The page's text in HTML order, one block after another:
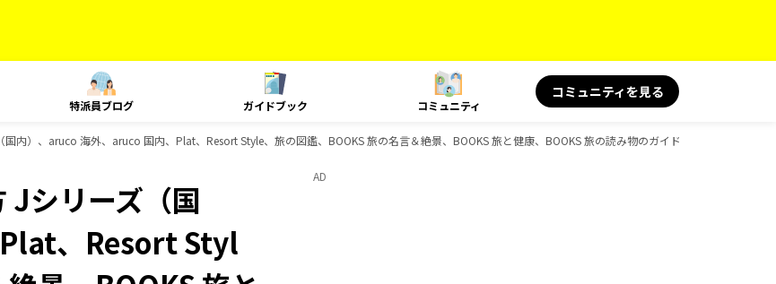
特派員ブログ ガイドブック コミュニティ
コミュニティを見る
内）、aruco 海外、aruco 国内、Plat、Resort Style、旅の図鑑、BOOKS 旅の名言＆絶景、BOOKS 旅と健康、BOOKS 旅の読み物のガイドブック一覧
Jシリーズ（国
、Resort Styl
AD